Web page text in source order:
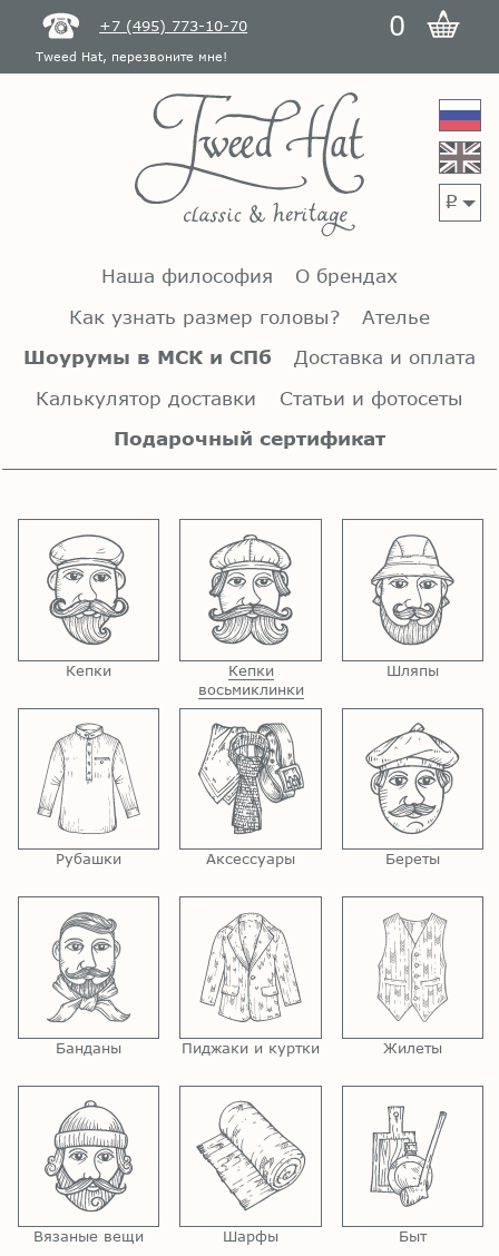
+7 (495) 773-10-70 0
Tweed Hat, перезвоните мне!
p
Наша философия
О брендах
Как узнать размер головы?
Ателье
Шоурумы в МСК и СПб
Доставка и оплата
Калькулятор доставки
Статьи и фотосеты
Подарочный сертификат
Кепки
Кепки
восьмиклинки
Шляпы
Рубашки Аксессуары Береты
Банданы Пиджаки и куртки Жилеты
Вязаные вещи Шарфы Быт